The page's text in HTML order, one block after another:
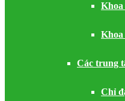
Khoa
Các trung
Chỉ